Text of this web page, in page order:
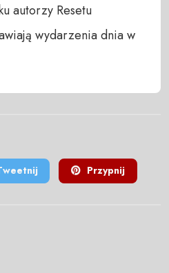
autorzy Resetu
wydarzenia dnia w
Przypnij